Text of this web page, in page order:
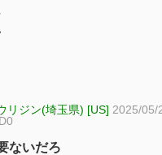
リジン(埼玉県) [US] 2025/05/
ないだろ